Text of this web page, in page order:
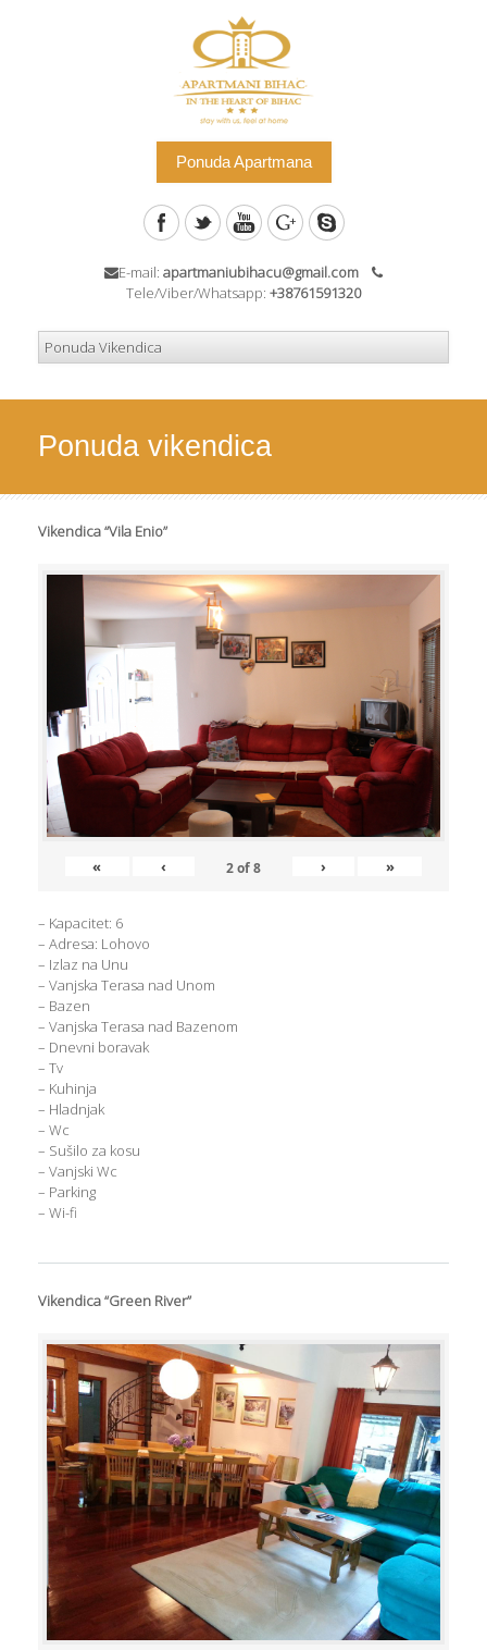
Ponuda Apartmana
E-mail: apartmaniubihacu@gmail.com
Tele/Viber/Whatsapp: +38761591320
Ponuda vikendica
Vikendica “Vila Enio”
« ‹ 2of8 › »
– Kapacitet: 6
– Adresa: Lohovo
– Izlaz na Unu
– Vanjska Terasa nad Unom
– Bazen
– Vanjska Terasa nad Bazenom
– Dnevni boravak
– Tv
– Kuhinja
– Hladnjak
– Wc
– Sušilo za kosu
– Vanjski Wc
– Parking
– Wi-fi
Vikendica “Green River”